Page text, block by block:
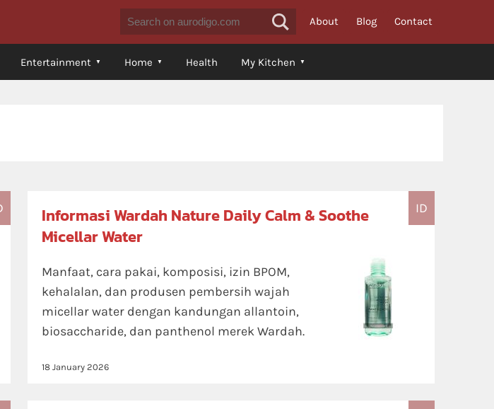
About Blog Contact
Entertainment Home Health My Kitchen
ID
Informasi Wardah Nature Daily Calm & Soothe
Micellar Water
Manfaat, cara pakai, komposisi, izin BPOM,
kehalalan, dan produsen pembersih wajah
micellar water dengan kandungan allantoin,
biosaccharide, dan panthenol merek Wardah.
18 January 2026